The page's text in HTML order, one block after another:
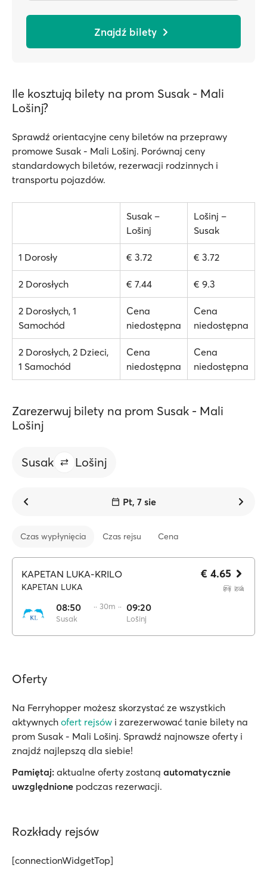
Znajdź bilety
Ile kosztują bilety na prom Susak - Mali
Lošinj?
Sprawdź orientacyjne ceny biletów na przeprawy
promowe Susak - Mali Lošinj. Porównaj ceny
standardowych biletów, rezerwacji rodzinnych i
transportu pojazdów.
Susak –
Lošinj
Lošinj –
Susak
1 Dorosły € 3.72 € 3.72
2 Dorosłych € 7.44 € 9.3
2 Dorosłych, 1
Samochód
Cena
niedostępna
Cena
niedostępna
2 Dorosłych, 2 Dzieci,
1 Samochód
Cena
niedostępna
Cena
niedostępna
Zarezerwuj bilety na prom Susak - Mali
Lošinj
Susak Lošinj
Pt, 7 sie
Czas wypłynięcia Czas rejsu Cena
KAPETAN LUKA-KRILO
KAPETAN LUKA
08:50
Susak
·· 30m ·· 09:20
Lošinj
€ 4.65
Oferty
Na Ferryhopper możesz skorzystać ze wszystkich
aktywnych ofert rejsów i zarezerwować tanie bilety na
prom Susak - Mali Lošinj. Sprawdź najnowsze oferty i
znajdź najlepszą dla siebie!
Pamiętaj: aktualne oferty zostaną automatycznie
uwzględnione podczas rezerwacji.
Rozkłady rejsów
[connectionWidgetTop]